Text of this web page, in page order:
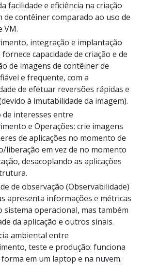
facilidade e eficiência na criação
de contêiner comparado ao uso de
VM.
integração e implantação
capacidade de criação e de
de imagens de contêiner de
e frequente, com a
de efetuar reversões rápidas e
à imutabilidade da imagem).
de interesses entre
e Operações: crie imagens
de aplicações no momento de
liberação em vez de no momento
desacoplando as aplicações
de observação (Observabilidade)
apresenta informações e métricas
sistema operacional, mas também
da aplicação e outros sinais.
ambiental entre
teste e produção: funciona
em um laptop e na nuvem.